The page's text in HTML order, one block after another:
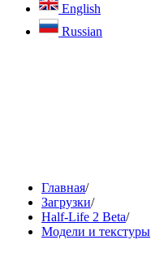
English
Russian
Главная/
Загрузки/
Half-Life 2 Beta/
Модели и текстуры